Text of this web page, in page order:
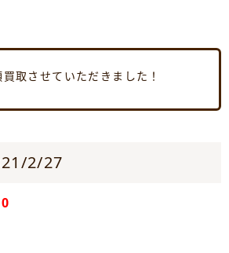
取させていただきました！
2/27